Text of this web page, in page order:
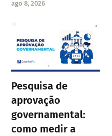
ago 8, 2026
Pesquisa de
aprovação
governamental:
como medir a